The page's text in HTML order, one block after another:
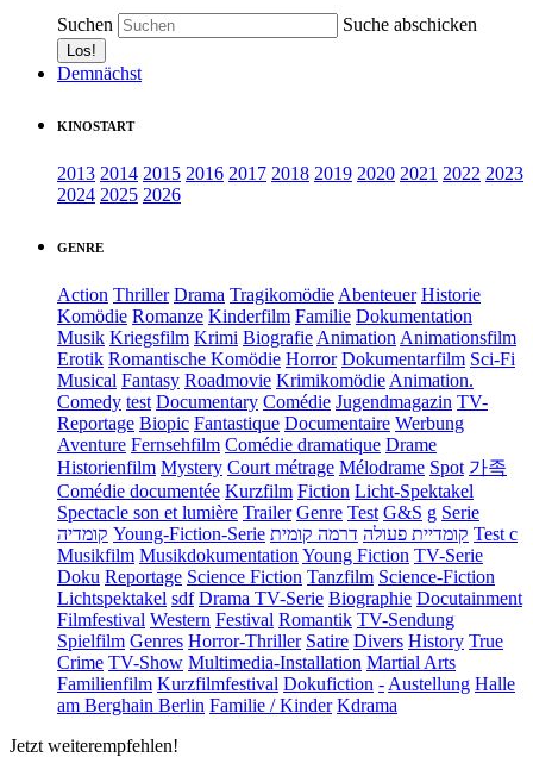
Suchen Suche abschicken
Demnächst
KINOSTART
2013 2014 2015 2016 2017 2018 2019 2020 2021 2022 2023
2024 2025 2026
GENRE
Action Thriller Drama Tragikomödie Abenteuer Historie
Komödie Romanze Kinderfilm Familie Dokumentation
Musik Kriegsfilm Krimi Biografie Animation Animationsfilm
Erotik Romantische Komödie Horror Dokumentarfilm Sci-Fi
Musical Fantasy Roadmovie Krimikomödie Animation.
Comedy test Documentary Comédie Jugendmagazin TV-
Reportage Biopic Fantastique Documentaire Werbung
Aventure Fernsehfilm Comédie dramatique Drame
Historienfilm Mystery Court métrage Mélodrame Spot 가족
Comédie documentée Kurzfilm Fiction Licht-Spektakel
Spectacle son et lumière Trailer Genre Test G&S g Serie
קומדיה Young-Fiction-Serie קומדיית פעולה דרמה קומית
Test c
Musikfilm Musikdokumentation Young Fiction TV-Serie
Doku Reportage Science Fiction Tanzfilm Science-Fiction
Lichtspektakel sdf Drama TV-Serie Biographie Docutainment
Filmfestival Western Festival Romantik TV-Sendung
Spielfilm Genres Horror-Thriller Satire Divers History True
Crime TV-Show Multimedia-Installation Martial Arts
Familienfilm Kurzfilmfestival Dokufiction - Austellung Halle
am Berghain Berlin Familie / Kinder Kdrama
Jetzt weiterempfehlen!